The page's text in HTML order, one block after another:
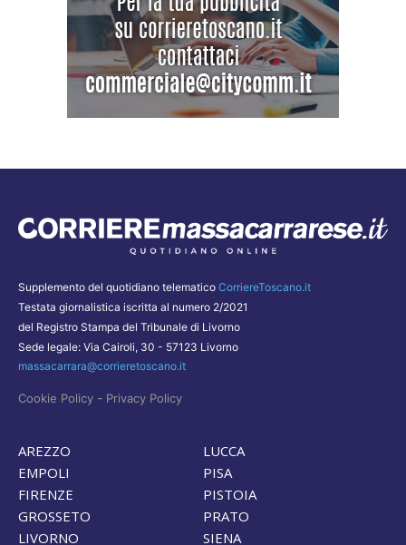
Supplemento del quotidiano telematico CorriereToscano.it
Testata giornalistica iscritta al numero 2/2021
del Registro Stampa del Tribunale di Livorno
Sede legale: Via Cairoli, 30 - 57123 Livorno
massacarrara@corrieretoscano.it
Cookie Policy - Privacy Policy
AREZZO
EMPOLI
FIRENZE
GROSSETO
LIVORNO
LUCCA
PISA
PISTOIA
PRATO
SIENA